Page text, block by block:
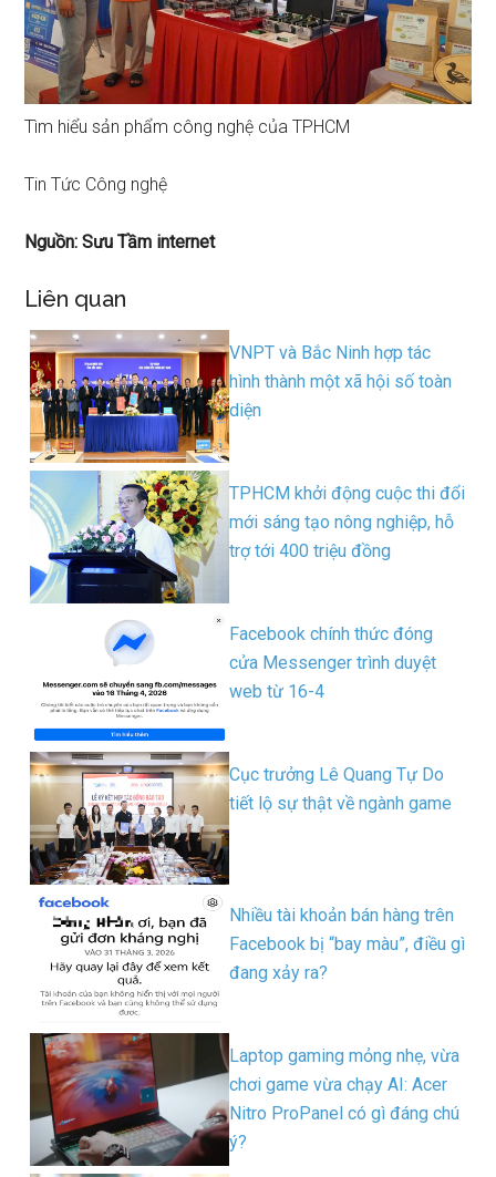
Tìm hiểu sản phẩm công nghệ của TPHCM
Tin Tức Công nghệ
Nguồn: Sưu Tầm internet
Liên quan
VNPT và Bắc Ninh hợp tác
hình thành một xã hội số toàn
diện
TPHCM khởi động cuộc thi đổi
mới sáng tạo nông nghiệp, hỗ
trợ tới 400 triệu đồng
Facebook chính thức đóng
cửa Messenger trình duyệt
web từ 16-4
Cục trưởng Lê Quang Tự Do
tiết lộ sự thật về ngành game
Nhiều tài khoản bán hàng trên
Facebook bị “bay màu”, điều gì
đang xảy ra?
Laptop gaming mỏng nhẹ, vừa
chơi game vừa chạy AI: Acer
Nitro ProPanel có gì đáng chú
ý?